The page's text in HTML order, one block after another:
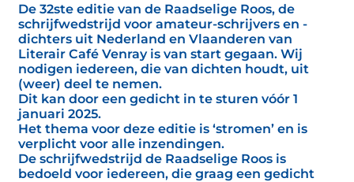
De 32ste editie van de Raadselige Roos, de
schrijfwedstrijd voor amateur-schrijvers en -
dichters uit Nederland en Vlaanderen van
Literair Café Venray is van start gegaan. Wij
nodigen iedereen, die van dichten houdt, uit
(weer) deel te nemen.
Dit kan door een gedicht in te sturen vóór 1
januari 2025.
Het thema voor deze editie is ‘stromen’ en is
verplicht voor alle inzendingen.
De schrijfwedstrijd de Raadselige Roos is
bedoeld voor iedereen, die graag een gedicht